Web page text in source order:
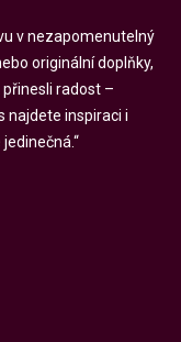
v nezapomenutelný
originální doplňky,
radost –
najdete inspiraci i